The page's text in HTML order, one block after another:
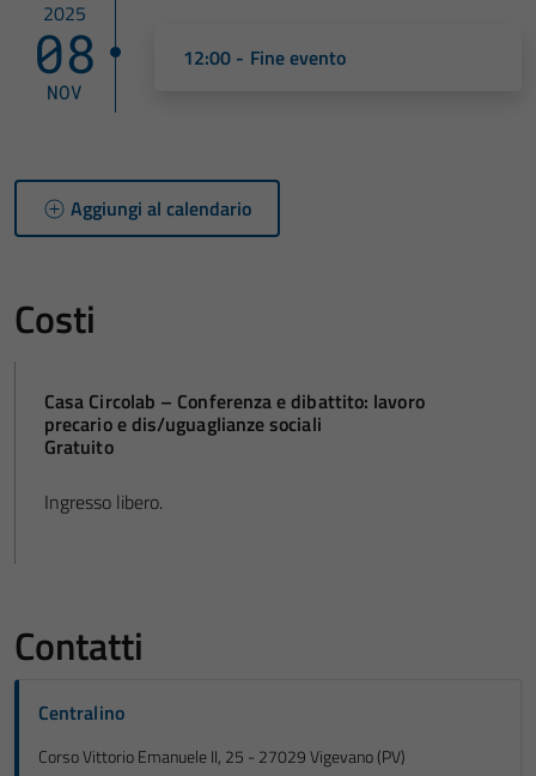
2025
08
NOV
12:00 - Fine evento
Aggiungi al calendario
Costi
Casa Circolab – Conferenza e dibattito: lavoro
precario e dis/uguaglianze sociali
Gratuito
Ingresso libero.
Contatti
Centralino
Corso Vittorio Emanuele II, 25 - 27029 Vigevano (PV)